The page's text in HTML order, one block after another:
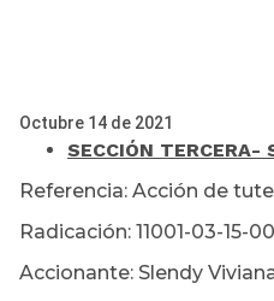
Octubre 14 de 2021
SECCIÓN TERCERA-
Referencia: Acción de
Radicación: 11001-03-15-
Accionante: Slendy